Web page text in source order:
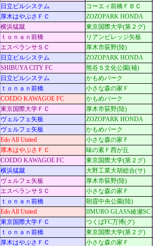
日立ビルシステム コーエィ前橋ＦＢＣ
厚木はやぶさＦＣ ZOZOPARK HONDA
横浜猛蹴 東京国際大学(第２グ)
ｔｏｎａｎ前橋 リアンビレッジ矢板
エスペランサＳＣ 厚木市荻野(陸)
日立ビルシステム ZOZOPARK HONDA
SHIBUYA CITY FC 熊谷Ｓ文化公園(補)
日立ビルシステム かもめパーク
ｔｏｎａｎ前橋 小さな森の家Ｆ
COEDO KAWAGOE FC かもめパーク
東京国際大学ＦＣ 厚木市荻野(陸)
ヴェルフェ矢板 ZOZOPARK HONDA
ヴェルフェ矢板 かもめパーク
Edo All United 小さな森の家Ｆ
厚木はやぶさＦＣ 味の素Ｆ西が丘
COEDO KAWAGOE FC 東京国際大学(第２グ)
横浜猛蹴 大野工業大胡総合(サ)
ヴェルフェ矢板 厚木市荻野(陸)
エスペランサＳＣ 小さな森の家Ｆ
ｔｏｎａｎ前橋 朝霞中央公園(陸)
Edo All United IIMURO GLASS綾瀬SC
東京国際大学ＦＣ つくばFC万博(グ)
ｔｏｎａｎ前橋 東京国際大学(第２グ)
厚木はやぶさＦＣ 小さな森の家Ｆ